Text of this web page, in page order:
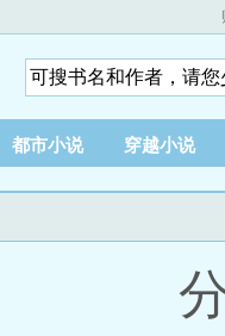
都市小说 穿越小说